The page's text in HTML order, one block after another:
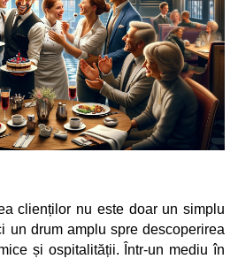
clienților nu este doar un simplu
un drum amplu spre descoperirea
și ospitalității. Într-un mediu în